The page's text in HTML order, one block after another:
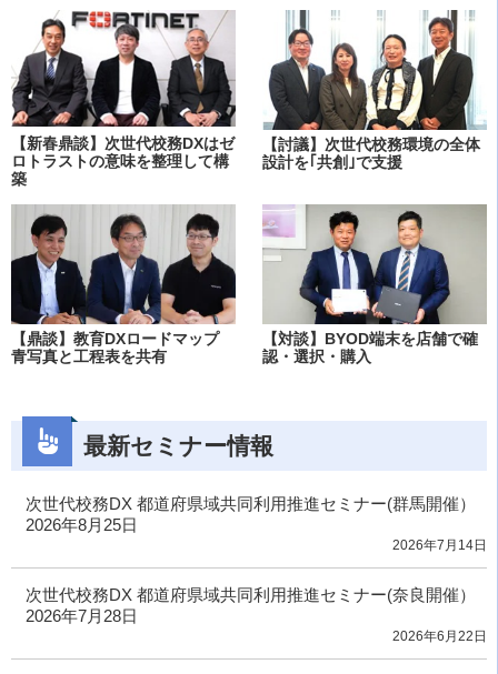
【新春鼎談】次世代校務DXはゼ
ロトラストの意味を整理して構
築
【討議】次世代校務環境の全体
設計を｢共創｣で支援
【鼎談】教育DXロードマップ
青写真と工程表を共有
【対談】BYOD端末を店舗で確
認・選択・購入
最新セミナー情報
次世代校務DX 都道府県域共同利用推進セミナー(群馬開催）
2026年8月25日
2026年7月14日
次世代校務DX 都道府県域共同利用推進セミナー(奈良開催）
2026年7月28日
2026年6月22日